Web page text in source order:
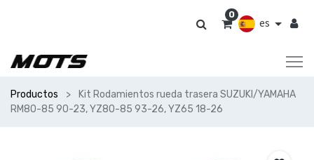
es
0
Productos
Kit Rodamientos rueda trasera SUZUKI/YAMAHA
RM80-85 90-23, YZ80-85 93-26, YZ65 18-26